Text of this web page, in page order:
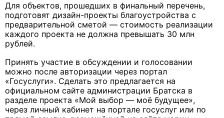
Для объектов, прошедших в финальный перечень,
подготовят дизайн-проекты благоустройства с
предварительной сметой — стоимость реализации
каждого проекта не должна превышать 30 млн
рублей.
Принять участие в обсуждении и голосовании
можно после авторизации через портал
«Госуслуги». Сделать это предлагается на
официальном сайте администрации Братска в
разделе проекта «Мой выбор — моё будущее»,
через личный кабинет на портале госуслуг или по